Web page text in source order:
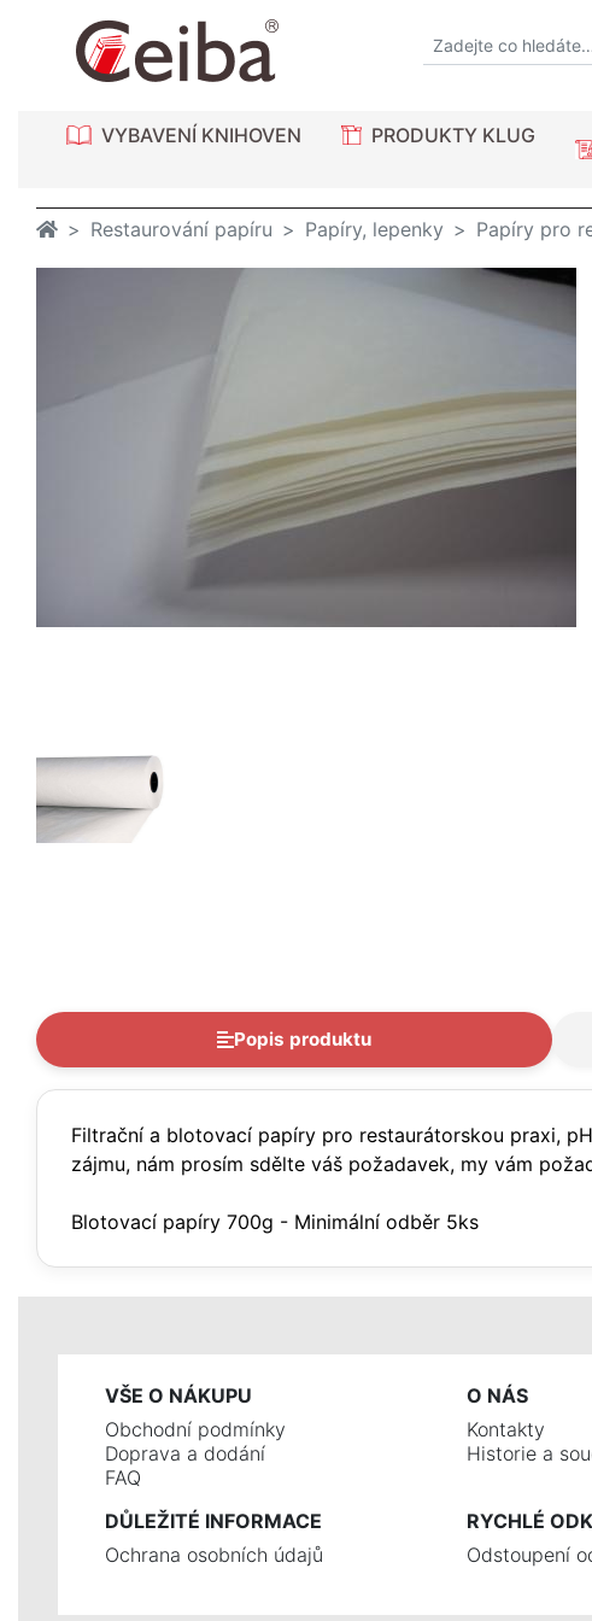
VYBAVENÍ KNIHOVEN PRODUKTY KLUG
Restaurování papíru Papíry, lepenky Papíry pro
Popis produktu
Filtrační a blotovací papíry pro restaurátorskou praxi,
zájmu, nám prosím sdělte váš požadavek, my vám
Blotovací papíry 700g - Minimální odběr 5ks
VŠE O NÁKUPU
Obchodní podmínky
Doprava a dodání
FAQ
O NÁS
Kontakty
Historie a
DŮLEŽITÉ INFORMACE
Ochrana osobních údajů
RYCHLÉ
Odstoupení